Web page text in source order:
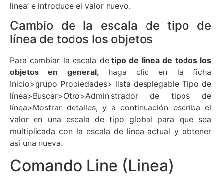
linea’ e introduce el valor nuevo.
Cambio de la escala de tipo de
línea de todos los objetos
Para cambiar la escala detipo de linea de todos los
objetos en general, haga clic en laficha
Inicio>grupo Propiedades> lista desplegable Tipo de
línea>Buscar>Otro>Administrador de tipos de
línea>Mostrar detalles, y a continuación escriba el
valor en una escala de tipo global para que sea
multiplicada con la escala de linea actual y obtener
así una nueva.
Comando Line (Linea)